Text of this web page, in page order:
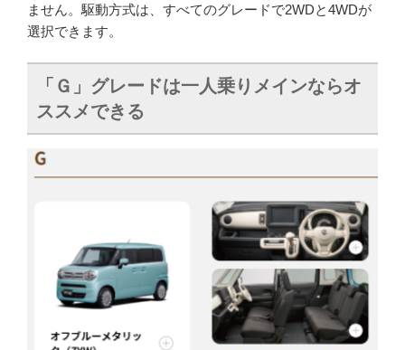
ません。駆動方式は、すべてのグレードで2WDと4WDが
選択できます。
「Ｇ」グレードは一人乗りメインならオ
ススメできる